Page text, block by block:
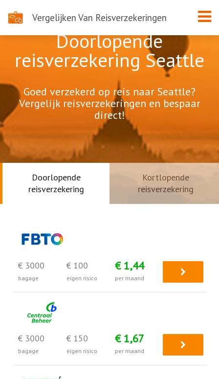
Vergelijken Van Reisverzekeringen
Doorlopende
reisverzekering Seattle
Goed verzekerd op reis naar Seattle?
Vergelijk reisverzekeringen en bespaar
direct!
Doorlopende
reisverzekering
Kortlopende
reisverzekering
€ 3000
bagage
€ 100
eigen risico
€ 1,44
per maand
€ 3000
bagage
€ 150
eigen risico
€ 1,67
per maand